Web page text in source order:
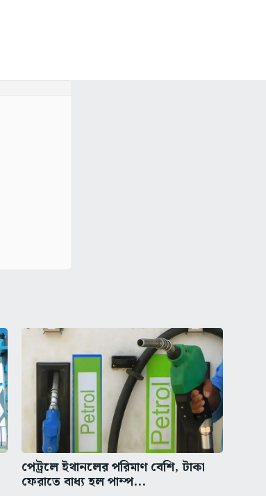
পেট্রলে ইথানলের পরিমাণ বেশি, টাকা
ফেরাতে বাধ্য হল পাম্প...